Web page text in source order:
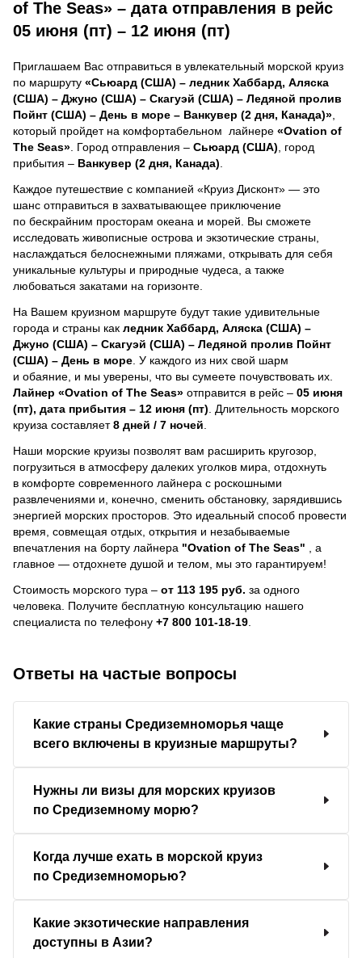
of The Seas» – дата отправления в рейс
05 июня (пт) – 12 июня (пт)
Приглашаем Вас отправиться в увлекательный морской круиз
по маршруту «Сьюард (США) – ледник Хаббард, Аляска
(США) – Джуно (США) – Скагуэй (США) – Ледяной пролив
Пойнт (США) – День в море – Ванкувер (2 дня, Канада)»
который пройдет на комфортабельном лайнере «Ovation of
The Seas» . Город отправления – Сьюард (США) , город
прибытия – Ванкувер (2 дня, Канада)
Каждое путешествие с компанией «Круиз Дисконт» — это
шанс отправиться в захватывающее приключение
по бескрайним просторам океана и морей. Вы сможете
исследовать живописные острова и экзотические страны,
наслаждаться белоснежными пляжами, открывать для себя
уникальные культуры и природные чудеса, а также
любоваться закатами на горизонте.
На Вашем круизном маршруте будут такие удивительные
города и страны как ледник Хаббард, Аляска (США) –
Джуно (США) – Скагуэй (США) – Ледяной пролив Пойнт
(США) – День в море . У каждого из них свой шарм
и обаяние, и мы уверены, что вы сумеете почувствовать их.
Лайнер «Ovation of The Seas» отправится в рейс – 05 июня
(пт), дата прибытия – 12 июня (пт) . Длительность морского
круиза составляет8 дней / 7 ночей
Наши морские круизы позволят вам расширить кругозор,
погрузиться в атмосферу далеких уголков мира, отдохнуть
в комфорте современного лайнера с роскошными
развлечениями и, конечно, сменить обстановку, зарядившись
энергией морских просторов. Это идеальный способ провести
время, совмещая отдых, открытия и незабываемые
впечатления на борту лайнера "Ovation of The Seas"
, a
главное — отдохнете душой и телом, мы это гарантируем!
Стоимость морского тура – от 113 195 руб. за одного
человека. Получите бесплатную консультацию нашего
специалиста по телефону +7 800 101-18-19
Ответы на частые вопросы
Какие страны Средиземноморья чаще
всего включены в круизные маршруты?
Нужны ли визы для морских круизов
по Средиземному морю?
Когда лучше ехать в морской круиз
по Средиземноморью?
Какие экзотические направления
доступны в Азии?